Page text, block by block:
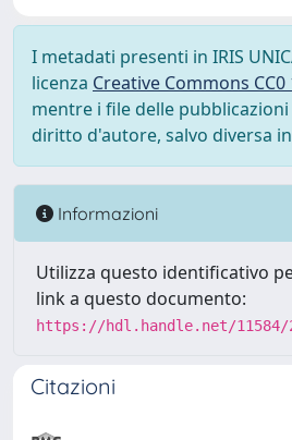
I metadati presenti in IRIS
licenza Creative Commons
mentre i file delle
diritto d'autore, salvo diversa
Informazioni
Utilizza questo identificativo
link a questo documento:
https://hdl.handle.net/11584/
Citazioni